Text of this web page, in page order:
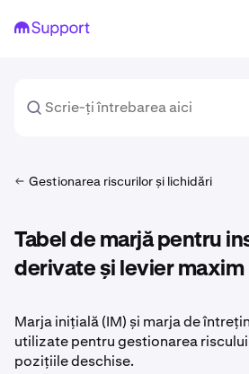
Gestionarea riscurilor și lichidări
Tabel de marjă pentru
derivate și levier maxim
Marja inițială (IM) și marja de
utilizate pentru gestionarea
pozițiile deschise.